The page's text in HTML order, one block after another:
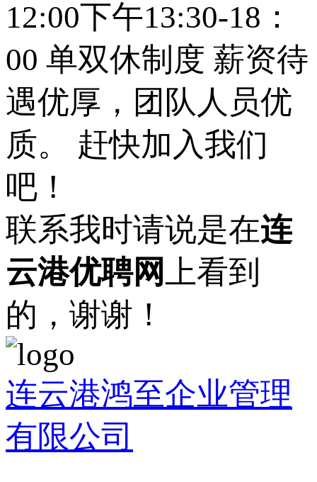
12:00下午13:30-18：
00 单双休制度 薪资待
遇优厚，团队人员优
质。 赶快加入我们
吧！
联系我时请说是在连
云港优聘网
上看到
的，谢谢！
连云港鸿至企业管理
有限公司